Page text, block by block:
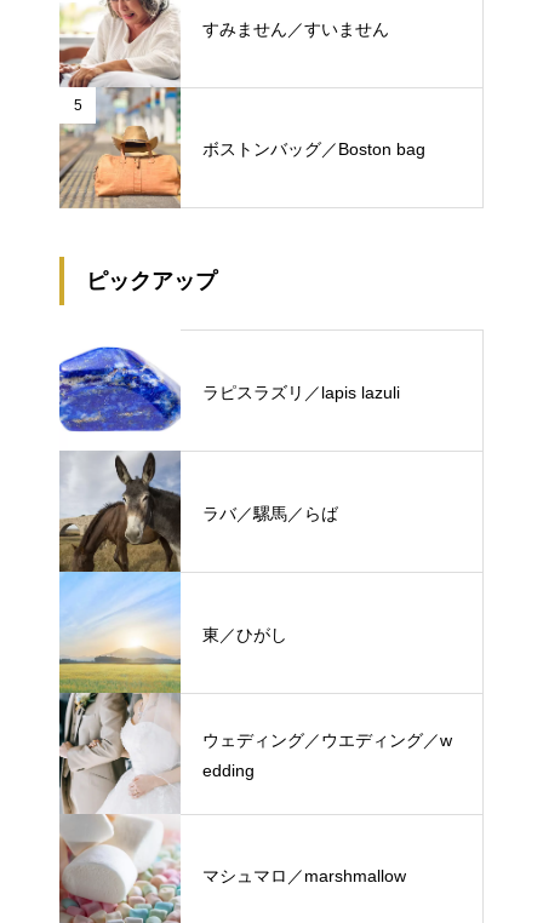
すみません／すいません
5
ボストンバッグ／Boston bag
ピックアップ
ラピスラズリ／lapis lazuli
ラバ／騾馬／らば
東／ひがし
ウェディング／ウエディング／w
edding
マシュマロ／marshmallow